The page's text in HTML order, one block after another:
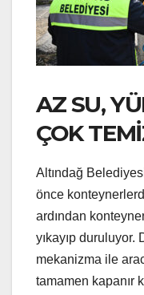
AZ SU,
ÇOK
Altındağ
önce
ardından
yıkayıp duruluyor.
mekanizma ile
tamamen kapanır